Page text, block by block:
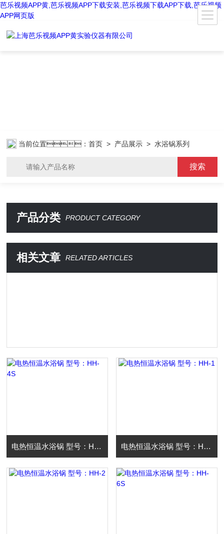
芭乐视频APP黄,芭乐视频APP下载安装,芭乐视频下载APP下载,芭乐视频
APP网页版
当前位置：首页 > 产品展示 > 水浴锅系列
产品分类 PRODUCT CATEGORY
相关文章 RELATED ARTICLES
电热恒温水浴锅 型号：HH-4S 电热恒温水浴锅 型号：HH-1